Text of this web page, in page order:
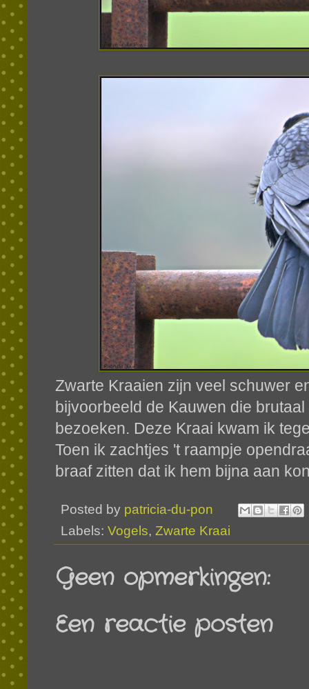
Zwarte Kraaien zijn veel schuwer
bijvoorbeeld de Kauwen die
bezoeken. Deze Kraai kwam ik
Toen ik zachtjes 't raampje
braaf zitten dat ik hem bijna aan
Posted by patricia-du-pon
Labels: Vogels, Zwarte Kraai
Geen opmerkingen:
Een reactie posten